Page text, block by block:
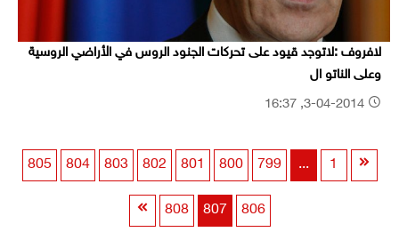
لافروف :لاتوجد قيود على تحركات الجنود الروس في الأراضي الروسية
وعلى الناتو ال
1
...
799
800
801
802
803
804
805
806
807
808